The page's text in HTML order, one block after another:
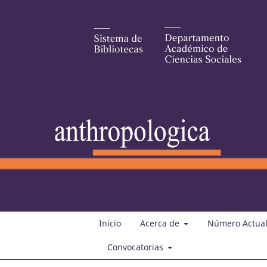
Inicio Acerca de Número Actual
Convocatorias